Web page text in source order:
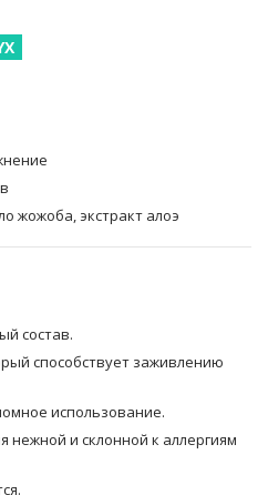
жожоба, экстракт алоэ
состав.
способствует заживлению
использование.
нежной и склонной к аллергиям